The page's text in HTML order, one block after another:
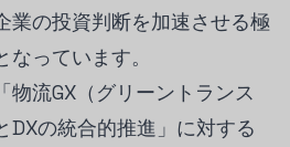
業の投資判断を加速させる極
っています。
物流GX（グリーントランス
DXの統合的推進」に対する